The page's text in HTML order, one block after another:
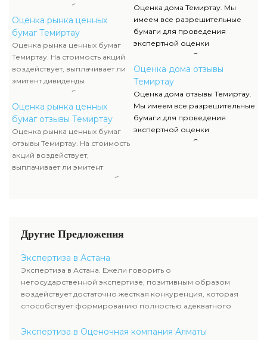
имущества компании-эмитента,
чтоб узнать настоящую
стоимость ценных бумаг.
акционерам либо проценты по
облигациям, какой размер
данных выплат. Определение
прибыльности акций считается
составляющей рыночной
стоимости и используется
оценщиком наряду с оценкой
имущества компании-эмитента,
чтоб узнать настоящую
стоимость ценных бумаг.
Оценка рынка ценных
бумаг Темиртау
Оценка рынка ценных бумаг
Темиртау. На стоимость акций
воздействует, выплачивает ли
эмитент дивиденды
акционерам либо проценты по
облигациям, какой размер
данных выплат. Определение
прибыльности акций считается
составляющей рыночной
стоимости и используется
оценщиком наряду с оценкой
имущества компании-эмитента,
Оценка рынка ценных
бумаг отзывы Темиртау
Оценка рынка ценных бумаг
отзывы Темиртау. На стоимость
акций воздействует,
выплачивает ли эмитент
дивиденды акционерам либо
рыночной стоимости и
наряду с оценкой имущества
компании-эмитента, чтоб
узнать настоящую стоимость
ценных бумаг.
сканы можно отыскать в
разделе нашего сайта.
Оценка дома Темиртау. Мы
имеем все разрешительные
бумаги для проведения
экспертной оценки
недвижимости. Список данных
документов, их отображение и
сканы можно отыскать в
разделе нашего сайта.
Оценка дома отзывы
Темиртау
Оценка дома отзывы Темиртау.
Мы имеем все разрешительные
бумаги для проведения
экспертной оценки
недвижимости. Список данных
Другие Предложения
Экспертиза в Астана
Экспертиза в Астана. Ежели говорить о
негосударственной экспертизе, позитивным образом
воздействует достаточно жесткая конкуренция, которая
способствует формированию полностью адекватного
Экспертиза в Оценочная компания Алматы